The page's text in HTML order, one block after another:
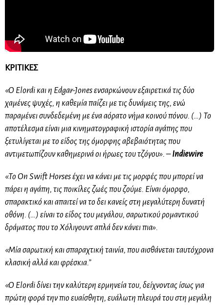
ΚΡΙΤΙΚΕΣ
«Ο Elordi και η Edgar-Jones ενσαρκώνουν εξαιρετικά τις δύο
χαμένες ψυχές, η καθεμία παίζει με τις δυνάμεις της, ενώ
παραμένει συνδεδεμένη με ένα αόρατο νήμα κοινού πόνου. (…) Το
αποτέλεσμα είναι μια κινηματογραφική ιστορία αγάπης που
ξετυλίγεται με το είδος της όμορφης αβεβαιότητας που
αντιμετωπίζουν καθημερινά οι ήρωες του τζόγου». –Indiewire
«Το On Swift Horses έχει να κάνει με τις μορφές που μπορεί να
πάρει η αγάπη, τις ποικίλες ζωές που ζούμε. Είναι όμορφο,
σπαρακτικό και απαιτεί να το δει κανείς στη μεγαλύτερη δυνατή
οθόνη. (…) είναι το είδος του μεγάλου, σαρωτικού ρομαντικού
δράματος που το Χόλιγουντ απλά δεν κάνει πια».
«Μία σαρωτική και σπαραχτική ταινία, που αισθάνεται ταυτόχρονα
κλασική αλλά και φρέσκια.”
«Ο Elordi δίνει την καλύτερη ερμηνεία του, δείχνοντας ίσως για
πρώτη φορά την πιο ευαίσθητη, ευάλωτη πλευρά του στη μεγάλη